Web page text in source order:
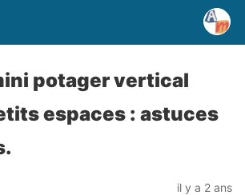
potager vertical
espaces : astuces
il y a 2 ans